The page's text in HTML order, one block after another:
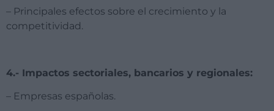
– Principales efectos sobre el crecimiento y la
competitividad.
4.- Impactos sectoriales, bancarios y regionales:
– Empresas españolas.